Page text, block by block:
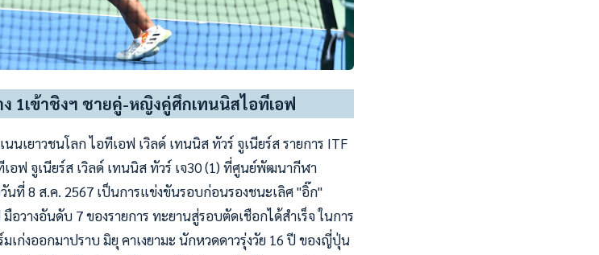
1เข้าชิงฯ ชายคู่-หญิงคู่ศึกเทนนิสไอทีเอฟ
เยาวชนโลก ไอทีเอฟ เวิลด์ เทนนิส ทัวร์ จูเนียร์ส รายการ ITF
เอฟ จูเนียร์ส เวิลด์ เทนนิส ทัวร์ เจ30 (1) ที่ศูนย์พัฒนากีฬา
นที่ 8 ส.ค. 2567 เป็นการแข่งขันรอบก่อนรองชนะเลิศ "อิ๊ก"
วางอันดับ 7 ของรายการ ทะยานสู่รอบตัดเชือกได้สำเร็จ ในการ
เก่งออกมาปราบ มิยุ คาเงยามะ นักหวดดาวรุ่งวัย 16 ปี ของญี่ปุ่น